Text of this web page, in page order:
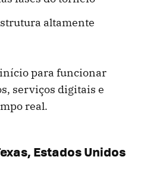
altamente
para funcionar
serviços digitais e
real.
Estados Unidos